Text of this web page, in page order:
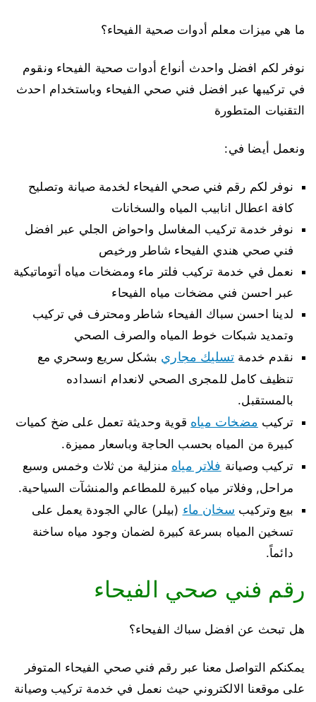
ما هي ميزات معلم أدوات صحية الفيحاء؟
نوفر لكم افضل واحدث أنواع أدوات صحية الفيحاء ونقوم
في تركيبها عبر افضل فني صحي الفيحاء وباستخدام احدث
التقنيات المتطورة
ونعمل أيضا في:
نوفر لكم رقم فني صحي الفيحاء لخدمة صيانة وتصليح
كافة اعطال انابيب المياه والسخانات
نوفر خدمة تركيب المغاسل واحواض الجلي عبر افضل
فني صحي هندي الفيحاء شاطر ورخيص
نعمل في خدمة تركيب فلتر ماء ومضخات مياه أتوماتيكية
عبر احسن فني مضخات مياه الفيحاء
لدينا احسن سباك الفيحاء شاطر ومحترف في تركيب
وتمديد شبكات خوط المياه والصرف الصحي
نقدم خدمة تسليك مجاري بشكل سريع وسحري مع
تنظيف كامل للمجرى الصحي لانعدام انسداده
بالمستقبل.
تركيب مضخات مياه قوية وحديثة تعمل على ضخ كميات
كبيرة من المياه بحسب الحاجة وباسعار مميزة.
تركيب وصيانة فلاتر مياه منزلية من ثلاث وخمس وسبع
مراحل, وفلاتر مياه كبيرة للمطاعم والمنشآت السياحية.
بيع وتركيب سخان ماء (بيلر) عالي الجودة يعمل على
تسخين المياه بسرعة كبيرة لضمان وجود مياه ساخنة
دائماً.
رقم فني صحي الفيحاء
هل تبحث عن افضل سباك الفيحاء؟
يمكنكم التواصل معنا عبر رقم فني صحي الفيحاء المتوفر
على موقعنا الالكتروني حيث نعمل في خدمة تركيب وصيانة